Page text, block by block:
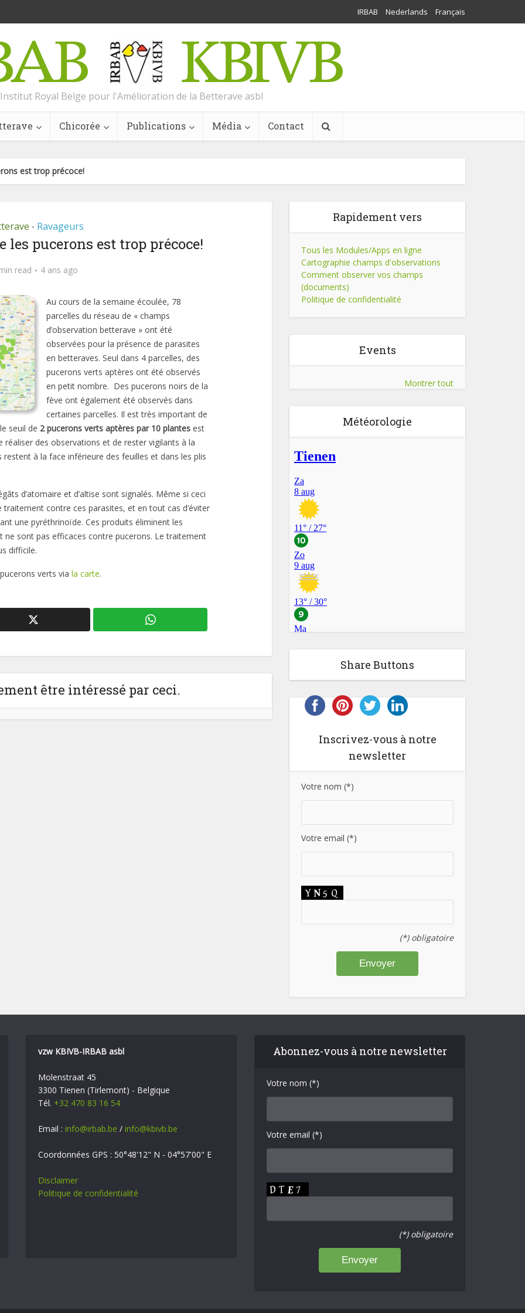
IRBAB Nederlands Français
Institut Royal Belge pour l'Amélioration de la Betterave asbl
Chicorée Publications Média Contact
est trop précoce!
• Ravageurs
pucerons est trop précoce!
read 4 ans ago
Au cours de la semaine écoulée, 78
parcelles du réseau de « champs
d’observation betterave » ont été
observées pour la présence de parasites
en betteraves. Seul dans 4 parcelles, des
pucerons verts aptères ont été observés
en petit nombre. Des pucerons noirs de la
fève ont également été observés dans
certaines parcelles. Il est très important de
seuil de 2 pucerons verts aptères par 10 plantes est
des observations et de rester vigilants à la
à la face inférieure des feuilles et dans les plis
d’atomaire et d’altise sont signalés. Même si ceci
contre ces parasites, et en tout cas d’éviter
une pyréthrinoïde. Ces produits éliminent les
ne sont pas efficaces contre pucerons. Le traitement
difficile.
verts via la carte.
être intéressé par ceci.
Rapidement vers
Tous les Modules/Apps en ligne
Cartographie champs d'observations
Comment observer vos champs
(documents)
Politique de confidentialité
Events
Montrer tout
Météorologie
Share Buttons
Inscrivez-vous à notre
newsletter
Votre nom (*)
Votre email (*)
(*) obligatoire
vzw KBIVB-IRBAB asbl
Molenstraat 45
3300 Tienen (Tirlemont) - Belgique
Tél. +32 470 83 16 54
Email : info@irbab.be / info@kbivb.be
Coordonnées GPS : 50°48'12" N - 04°57'00" E
Disclaimer
Politique de confidentialité
Abonnez-vous à notre newsletter
Votre nom (*)
Votre email (*)
(*) obligatoire